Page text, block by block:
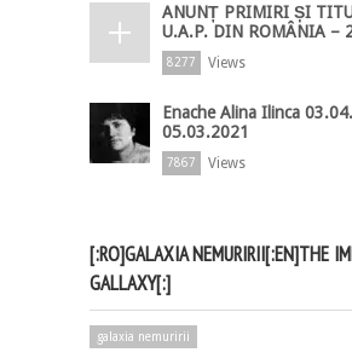
ANUNȚ PRIMIRI ȘI
U.A.P. DIN ROMÂNIA –
8277 Views
Enache Alina Ilinca
05.03.2021
7867 Views
[:RO]GALAXIA NEMURIRII[:EN]THE
GALLAXY[:]
galaxia nemuririi